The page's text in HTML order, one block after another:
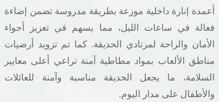
أعمدة إنارة داخلية موزعة بطريقة مدروسة تضمن إضاءة
فعالة في ساعات الليل، مما يسهم في تعزيز أجواء
الأمان والراحة لمرتادي الحديقة. كما تم تزويد أرضيات
مناطق الألعاب بمواد مطاطية آمنة تراعي أعلى معايير
السلامة، ما يجعل الحديقة مناسبة وآمنة للعائلات
والأطفال على مدار اليوم.